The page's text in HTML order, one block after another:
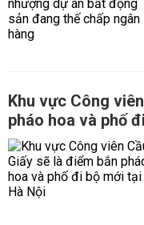
Khu vực Công
pháo hoa và phố